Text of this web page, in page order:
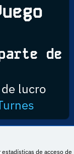
parte de
lucro
Reconocimiento-de acceso de